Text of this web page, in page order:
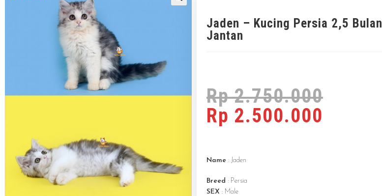
Jaden – Kucing Persia 2,5 Bulan
Jantan
Rp2.750.000
Rp 2.500.000
Name: Jaden
Breed : Persia
SEX : Male